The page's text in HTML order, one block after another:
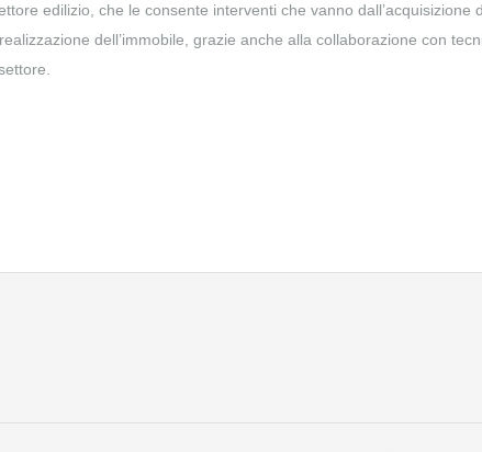
edilizio, che le consente interventi che vanno dall’acquisizione
dell’immobile, grazie anche alla collaborazione con